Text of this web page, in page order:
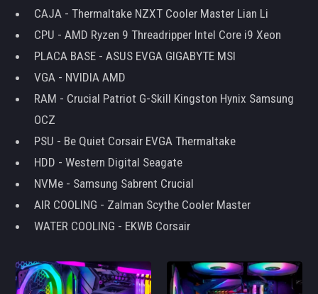
CAJA - Thermaltake NZXT Cooler Master Lian Li
CPU - AMD Ryzen 9 Threadripper Intel Core i9 Xeon
PLACA BASE - ASUS EVGA GIGABYTE MSI
VGA - NVIDIA AMD
RAM - Crucial Patriot G-Skill Kingston Hynix Samsung
OCZ
PSU - Be Quiet Corsair EVGA Thermaltake
HDD - Western Digital Seagate
NVMe - Samsung Sabrent Crucial
AIR COOLING - Zalman Scythe Cooler Master
WATER COOLING - EKWB Corsair